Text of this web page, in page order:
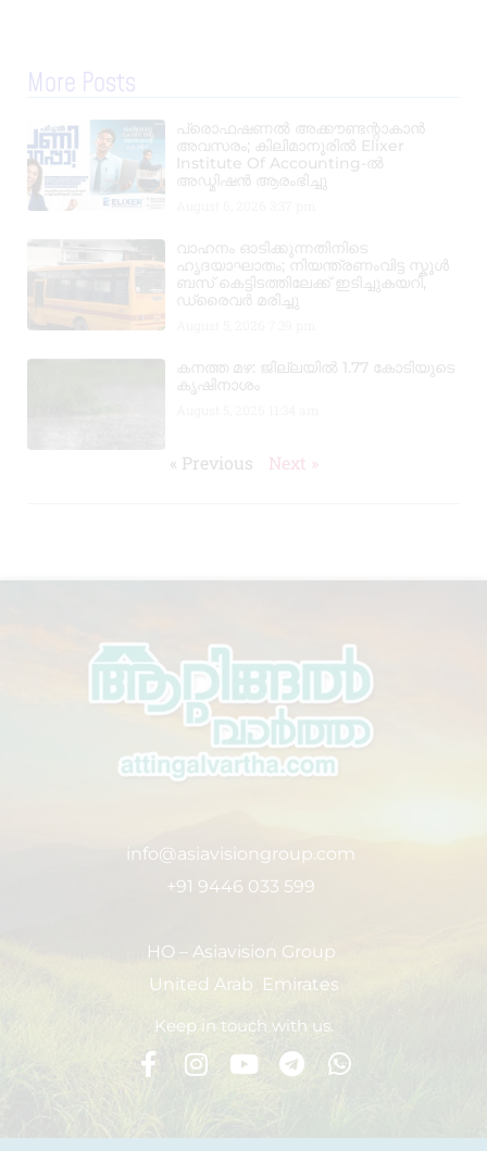
More Posts
പ്രൊഫഷണൽ അക്കൗണ്ടന്റാകാൻ
അവസരം; കിലിമാനൂരിൽ Elixer
Institute Of Accounting-ൽ
അഡ്മിഷൻ ആരംഭിച്ചു
വാഹനം ഓടിക്കുന്നതിനിടെ
ഹൃദയാഘാതം; നിയന്ത്രണംവിട്ട സ്കൂൾ
ബസ് കെട്ടിടത്തിലേക്ക് ഇടിച്ചുകയറി,
ഡ്രൈവർ മരിച്ചു
കനത്ത മഴ: ജില്ലയിൽ 1.77 കോടിയുടെ
കൃഷിനാശം
« Previous Next »
info@asiavisiongroup.com
+91 9446 033 599
HO – Asiavision Group
United Arab Emirates
Keep in touch with us.